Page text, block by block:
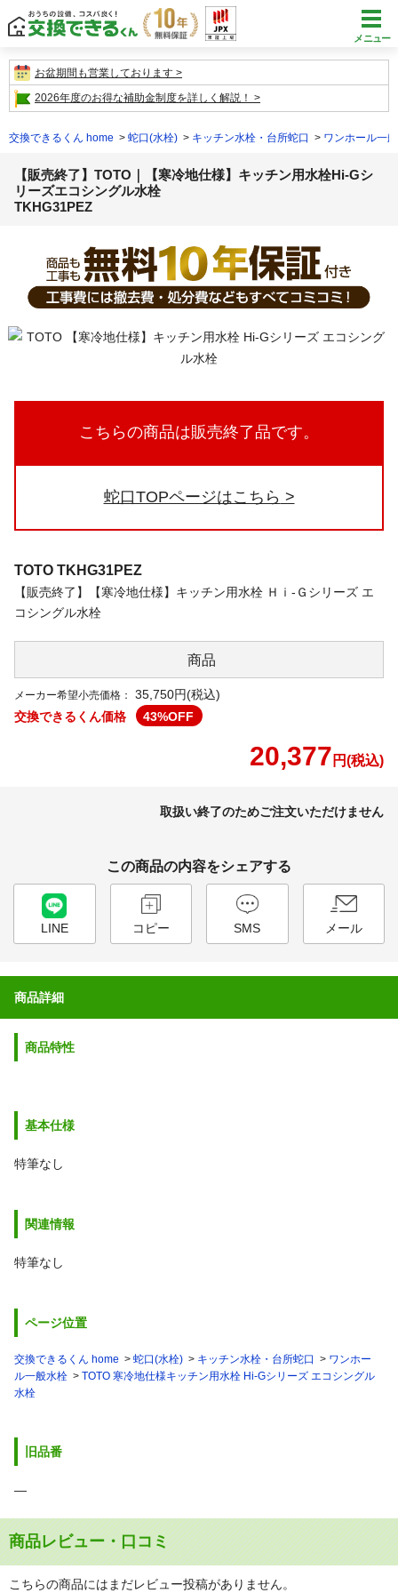
メニュー
お盆期間も営業しております
2026年度のお得な補助金制度を詳しく解説！
交換できるくん home 蛇口(水栓) キッチン水栓・台所蛇口 ワンホール一
【販売終了】TOTO｜【寒冷地仕様】キッチン用水栓Hi-Gシ
リーズエコシングル水栓
TKHG31PEZ
こちらの商品は販売終了品です。
蛇口TOPページはこちら
TOTO TKHG31PEZ
【販売終了】【寒冷地仕様】キッチン用水栓 Ｈｉ-Ｇシリーズ エ
コシングル水栓
商品
メーカー希望小売価格：
35,750円(税込)
交換できるくん価格
43%OFF
20,377 円(税込)
取扱い終了のためご注文いただけません
この商品の内容をシェアする
LINE コピー SMS メール
商品詳細
商品特性
基本仕様
特筆なし
関連情報
特筆なし
ページ位置
交換できるくん home 蛇口(水栓) キッチン水栓・台所蛇口
ワンホー
ル一般水栓
TOTO 寒冷地仕様キッチン用水栓 Hi-Gシリーズ エコシングル
水栓
旧品番
―
商品レビュー・口コミ
こちらの商品にはまだレビュー投稿がありません。